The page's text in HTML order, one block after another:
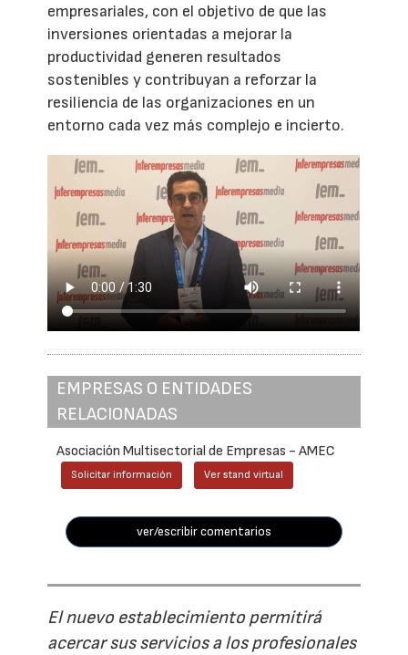
empresariales, con el objetivo de que las
inversiones orientadas a mejorar la
productividad generen resultados
sostenibles y contribuyan a reforzar la
resiliencia de las organizaciones en un
entorno cada vez más complejo e incierto.
EMPRESAS O ENTIDADES
RELACIONADAS
Asociación Multisectorial de Empresas - AMEC
Solicitar información Ver stand virtual
ver/escribir comentarios
El nuevo establecimiento permitirá
acercar sus servicios a los profesionales